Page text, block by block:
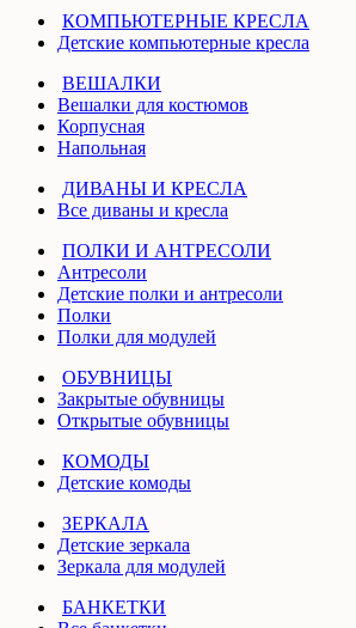
КОМПЬЮТЕРНЫЕ КРЕСЛА
Детские компьютерные кресла
ВЕШАЛКИ
Вешалки для костюмов
Корпусная
Напольная
ДИВАНЫ И КРЕСЛА
Все диваны и кресла
ПОЛКИ И АНТРЕСОЛИ
Антресоли
Детские полки и антресоли
Полки
Полки для модулей
ОБУВНИЦЫ
Закрытые обувницы
Открытые обувницы
КОМОДЫ
Детские комоды
ЗЕРКАЛА
Детские зеркала
Зеркала для модулей
БАНКЕТКИ